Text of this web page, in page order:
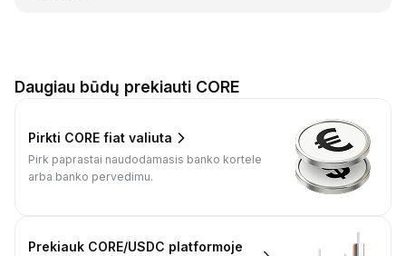
Daugiau būdų prekiauti CORE
Pirkti CORE fiat valiuta
Pirk paprastai naudodamasis banko kortele
arba banko pervedimu.
Prekiauk CORE/USDC platformoje